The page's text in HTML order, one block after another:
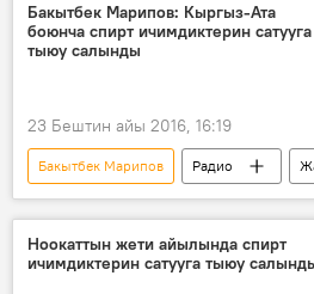
Бакытбек Марипов: Кыргыз-Ата
боюнча спирт ичимдиктерин сатууга
тыюу салынды
23 Бештин айы 2016, 16:19
Бакытбек Марипов Радио
спирт ичимдиктери
Ноокаттын жети айылында спирт
ичимдиктерин сатууга тыюу